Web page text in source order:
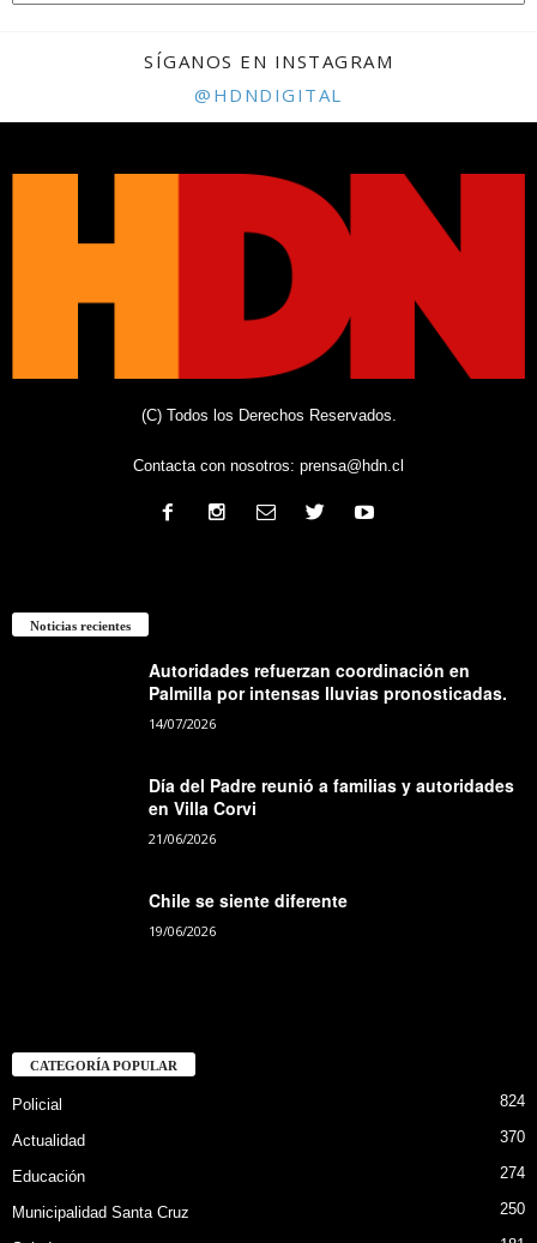
SÍGANOS EN INSTAGRAM
@HDNDIGITAL
(C) Todos los Derechos Reservados.
Contacta con nosotros: prensa@hdn.cl
Noticias recientes
Autoridades refuerzan coordinación en
Palmilla por intensas lluvias pronosticadas.
14/07/2026
Día del Padre reunió a familias y autoridades
en Villa Corvi
21/06/2026
Chile se siente diferente
19/06/2026
CATEGORÍA POPULAR
Policial 824
Actualidad 370
Educación 274
Municipalidad Santa Cruz 250